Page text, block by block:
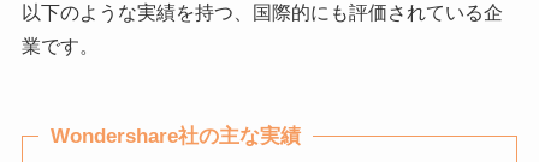
以下のような実績を持つ、国際的にも評価されている企
業です。
Wondershare社の主な実績